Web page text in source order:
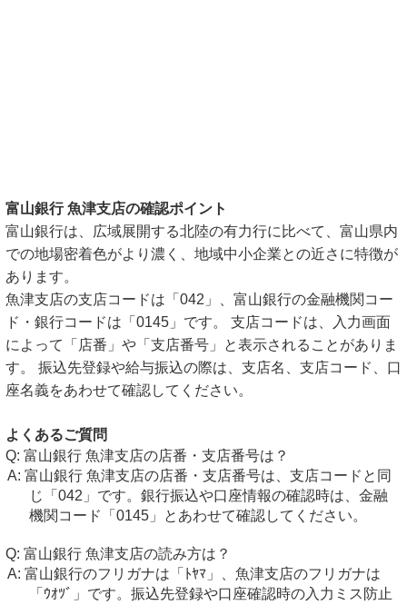
富山銀行 魚津支店の確認ポイント
富山銀行は、広域展開する北陸の有力行に比べて、富山県内
での地場密着色がより濃く、地域中小企業との近さに特徴が
あります。
魚津支店の支店コードは「042」、富山銀行の金融機関コー
ド・銀行コードは「0145」です。 支店コードは、入力画面
によって「店番」や「支店番号」と表示されることがありま
す。 振込先登録や給与振込の際は、支店名、支店コード、口
座名義をあわせて確認してください。
よくあるご質問
富山銀行 魚津支店の店番・支店番号は？
富山銀行 魚津支店の店番・支店番号は、支店コードと同
じ「042」です。銀行振込や口座情報の確認時は、金融
機関コード「0145」とあわせて確認してください。
富山銀行 魚津支店の読み方は？
富山銀行のフリガナは「ﾄﾔﾏ」、魚津支店のフリガナは
「ｳｵﾂﾞ」です。振込先登録や口座確認時の入力ミス防止